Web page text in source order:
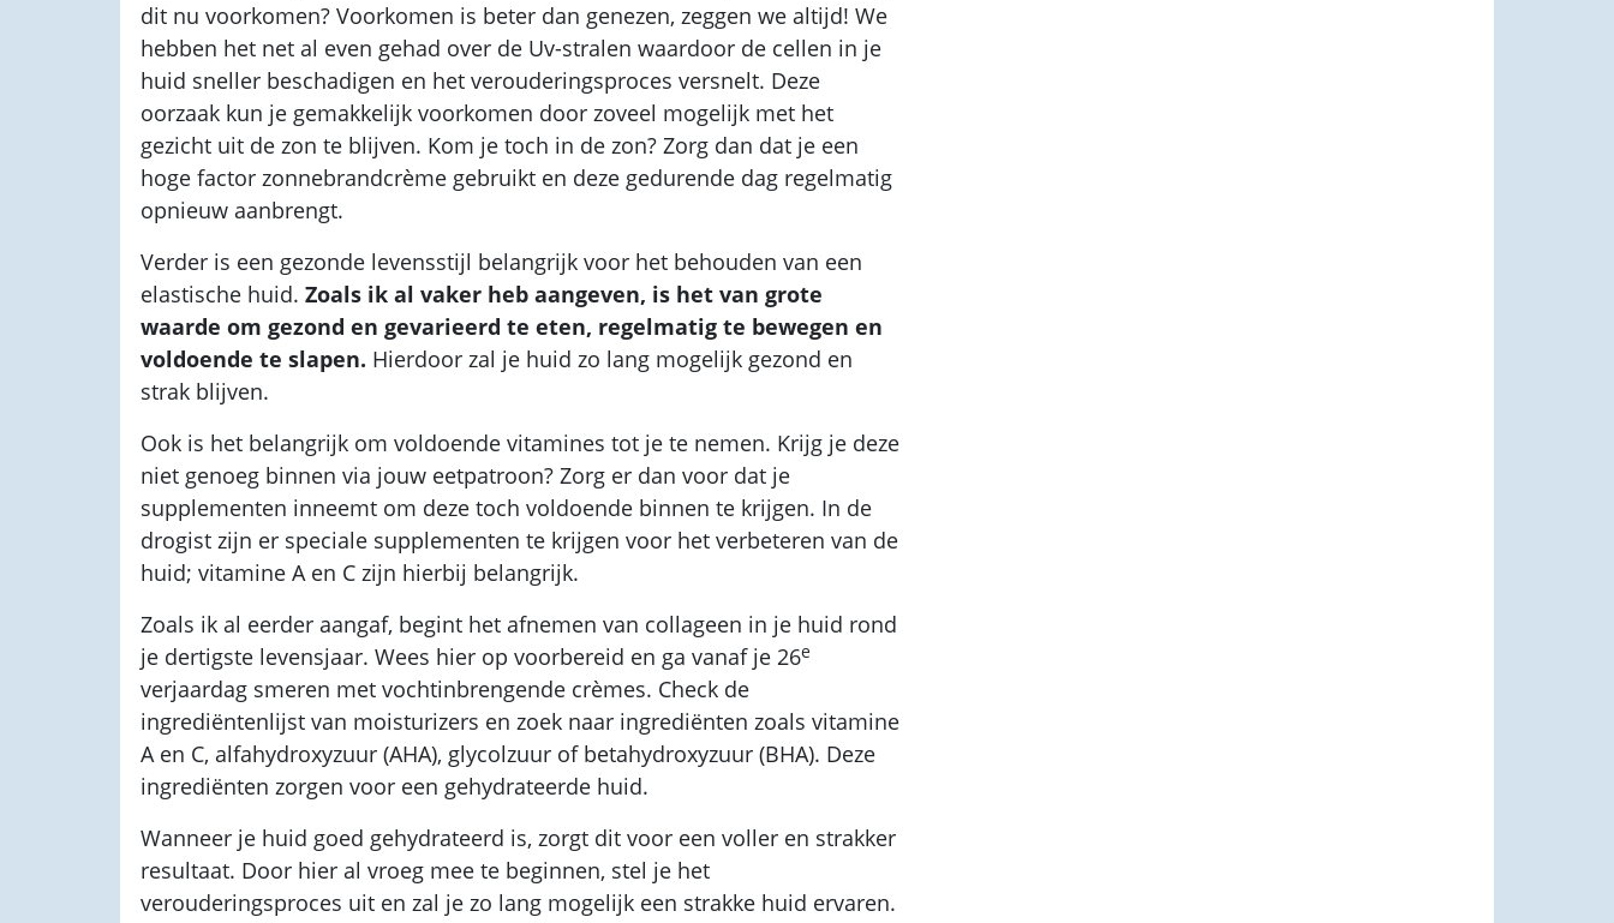
dit nu voorkomen? Voorkomen is beter dan genezen, zeggen we altijd! We
hebben het net al even gehad over de Uv-stralen waardoor de cellen in je
huid sneller beschadigen en het verouderingsproces versnelt. Deze
oorzaak kun je gemakkelijk voorkomen door zoveel mogelijk met het
gezicht uit de zon te blijven. Kom je toch in de zon? Zorg dan dat je een
hoge factor zonnebrandcrème gebruikt en deze gedurende dag regelmatig
opnieuw aanbrengt.
Verder is een gezonde levensstijl belangrijk voor het behouden van een
elastische huid. Zoals ik al vaker heb aangeven, is het van grote
waarde om gezond en gevarieerd te eten, regelmatig te bewegen en
voldoende te slapen. Hierdoor zal je huid zo lang mogelijk gezond en
strak blijven.
Ook is het belangrijk om voldoende vitamines tot je te nemen. Krijg je deze
niet genoeg binnen via jouw eetpatroon? Zorg er dan voor dat je
supplementen inneemt om deze toch voldoende binnen te krijgen. In de
drogist zijn er speciale supplementen te krijgen voor het verbeteren van de
huid; vitamine A en C zijn hierbij belangrijk.
Zoals ik al eerder aangaf, begint het afnemen van collageen in je huid rond
je dertigste levensjaar. Wees hier op voorbereid en ga vanaf je 26e
verjaardag smeren met vochtinbrengende crèmes. Check de
ingrediëntenlijst van moisturizers en zoek naar ingrediënten zoals vitamine
A en C, alfahydroxyzuur (AHA), glycolzuur of betahydroxyzuur (BHA). Deze
ingrediënten zorgen voor een gehydrateerde huid.
Wanneer je huid goed gehydrateerd is, zorgt dit voor een voller en strakker
resultaat. Door hier al vroeg mee te beginnen, stel je het
verouderingsproces uit en zal je zo lang mogelijk een strakke huid ervaren.